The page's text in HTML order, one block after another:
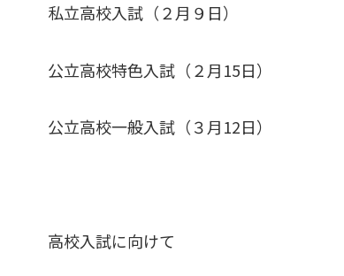
私立高校入試（２月９日）
公立高校特色入試（２月15日）
公立高校一般入試（３月12日）
高校入試に向けて